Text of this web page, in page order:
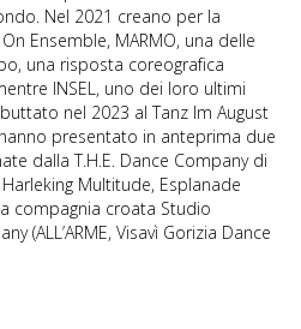
Nel 2021 creano per la
Ensemble, MARMO, una delle
una risposta coreografica
INSEL, uno dei loro ultimi
nel 2023 al Tanz Im August
presentato in anteprima due
dalla T.H.E. Dance Company di
Harleking Multitude, Esplanade
compagnia croata Studio
(ALL’ARME, Visavì Gorizia Dance